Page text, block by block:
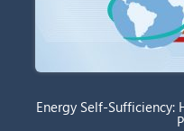
Energy Self-Sufficiency: